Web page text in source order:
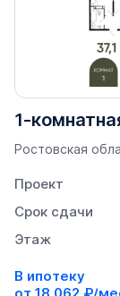
1-
Ростовская
Проект
Срок сдачи
Этаж
В ипотеку